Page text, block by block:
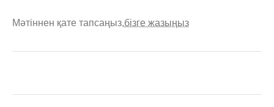
Мәтіннен қате тапсаңыз,бізге жазыңыз